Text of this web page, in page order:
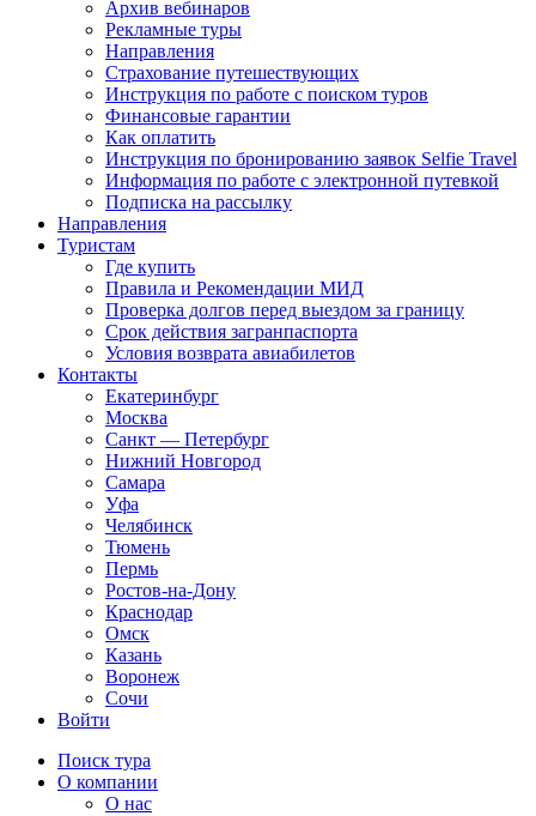
Архив вебинаров
Рекламные туры
Направления
Страхование путешествующих
Инструкция по работе с поиском туров
Финансовые гарантии
Как оплатить
Инструкция по бронированию заявок Selfie Travel
Информация по работе с электронной путевкой
Подписка на рассылку
Направления
Туристам
Где купить
Правила и Рекомендации МИД
Проверка долгов перед выездом за границу
Срок действия загранпаспорта
Условия возврата авиабилетов
Контакты
Екатеринбург
Москва
Санкт — Петербург
Нижний Новгород
Самара
Уфа
Челябинск
Тюмень
Пермь
Ростов-на-Дону
Краснодар
Омск
Казань
Воронеж
Сочи
Войти
Поиск тура
О компании
О нас